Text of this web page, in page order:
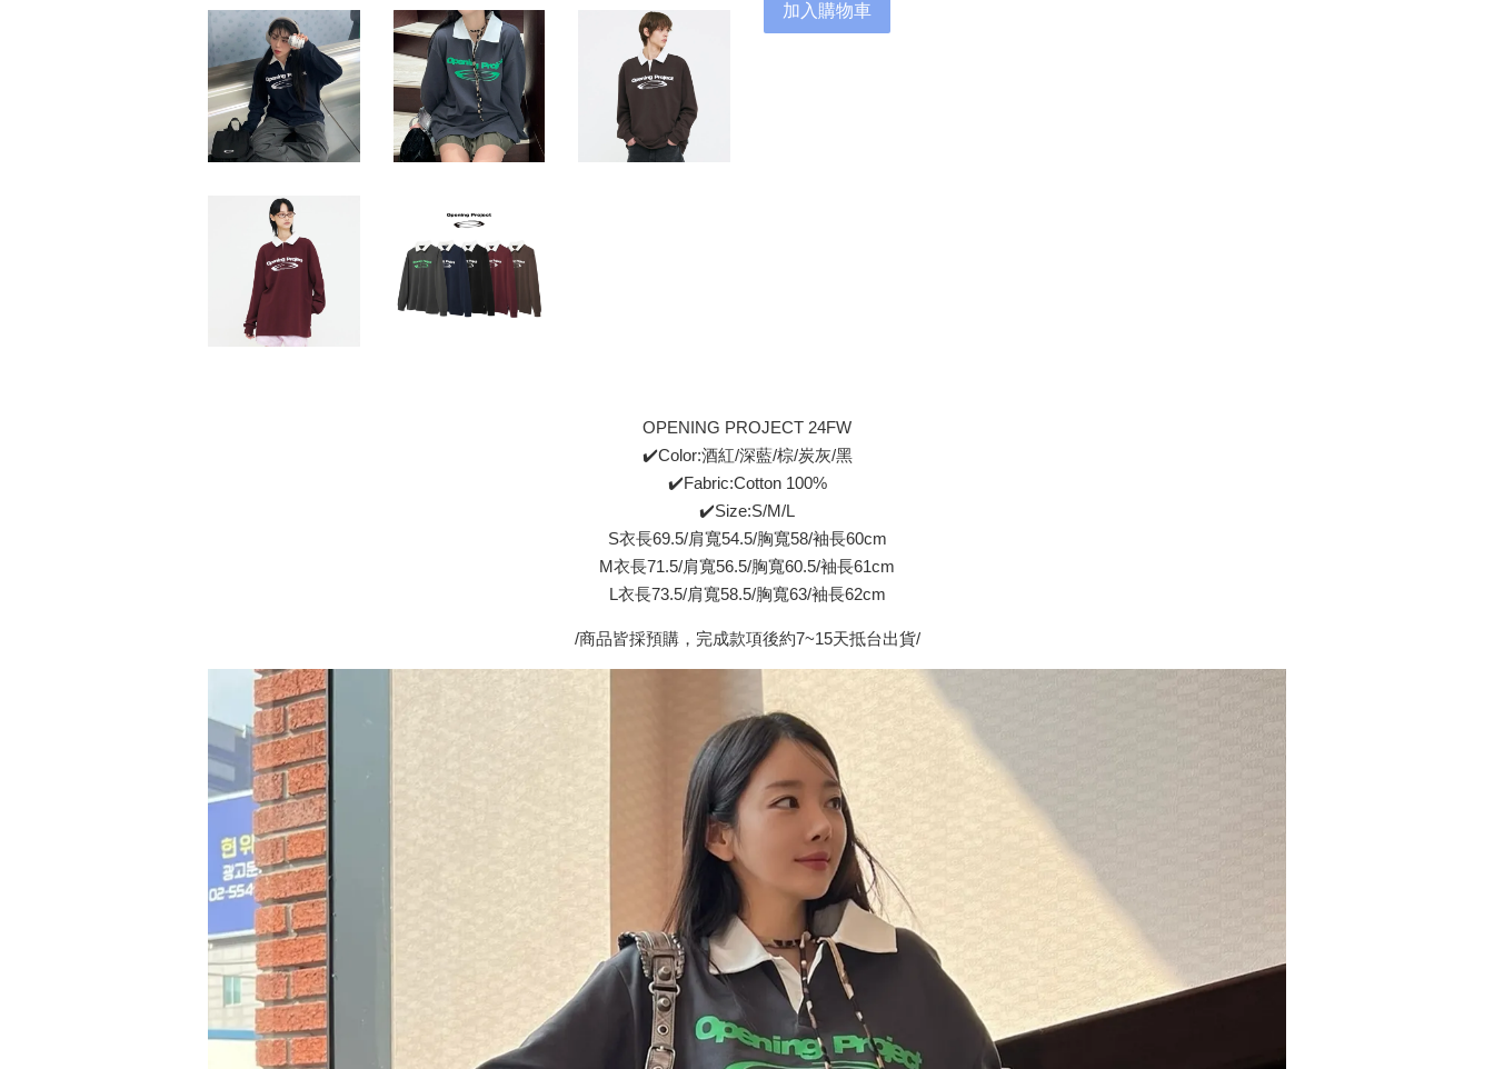
加入購物車
OPENING PROJECT 24FW
✔️Color:酒紅/深藍/棕/炭灰/黑
✔️Fabric:Cotton 100%
✔️Size:S/M/L
S衣長69.5/肩寬54.5/胸寬58/袖長60cm
M衣長71.5/肩寬56.5/胸寬60.5/袖長61cm
L衣長73.5/肩寬58.5/胸寬63/袖長62cm
/商品皆採預購，完成款項後約7~15天抵台出貨/